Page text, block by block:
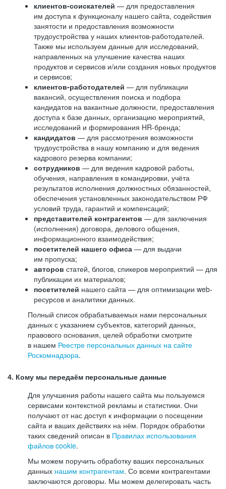
клиентов-соискателей — для предоставления
им доступа к функционалу нашего сайта, содействия
занятости и предоставления возможности
трудоустройства у наших клиентов-работодателей.
Также мы используем данные для исследований,
направленных на улучшение качества наших
продуктов и сервисов и/или создания новых продуктов
и сервисов;
клиентов-работодателей — для публикации
вакансий, осуществления поиска и подбора
кандидатов на вакантные должности, предоставления
доступа к базе данных, организацию мероприятий,
исследований и формирования HR-бренда;
кандидатов — для рассмотрения возможности
трудоустройства в нашу компанию и для ведения
кадрового резерва компании;
сотрудников — для ведения кадровой работы,
обучения, направления в командировки, учёта
результатов исполнения должностных обязанностей,
обеспечения установленных законодательством РФ
условий труда, гарантий и компенсаций;
представителей контрагентов — для заключения
(исполнения) договора, делового общения,
информационного взаимодействия;
посетителей нашего офиса — для выдачи
им пропуска;
авторов статей, блогов, спикеров мероприятий — для
публикации их материалов;
посетителей нашего сайта — для оптимизации web-
ресурсов и аналитики данных.
Полный список обрабатываемых нами персональных
данных с указанием субъектов, категорий данных,
правового основания, целей обработки смотрите
в нашем Реестре персональных данных на сайте
Роскомнадзора.
4. Кому мы передаём персональные данные
Для улучшения работы нашего сайта мы пользуемся
сервисами контекстной рекламы и статистики. Они
получают от нас доступ к информации о посещении
сайта и ваших действиях на нём. Порядок обработки
таких сведений описан в Правилах использования
файлов cookie.
Мы можем поручить обработку ваших персональных
данных нашим контрагентам. Со всеми контрагентами
заключаются договоры. Мы можем делегировать часть